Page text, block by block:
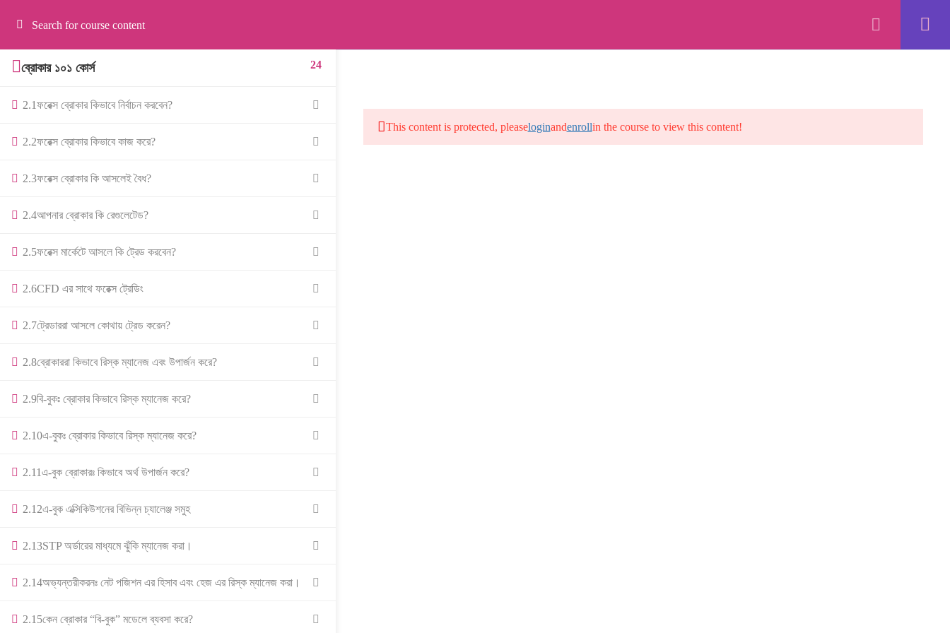
ব্রোকার ১০১ কোর্স 24
2.1ফরেক্স ব্রোকার কিভাবে নির্বাচন করবেন?
2.2ফরেক্স ব্রোকার কিভাবে কাজ করে?
2.3ফরেক্স ব্রোকার কি আসলেই বৈধ?
2.4আপনার ব্রোকার কি রেগুলেটেড?
2.5ফরেক্স মার্কেটে আসলে কি ট্রেড করবেন?
2.6CFD এর সাথে ফরেক্স ট্রেডিং
2.7ট্রেডাররা আসলে কোথায় ট্রেড করেন?
2.8ব্রোকাররা কিভাবে রিস্ক ম্যানেজ এবং উপার্জন করে?
2.9বি-বুকঃ ব্রোকার কিভাবে রিস্ক ম্যানেজ করে?
2.10এ-বুকঃ ব্রোকার কিভাবে রিস্ক ম্যানেজ করে?
2.11এ-বুক ব্রোকারঃ কিভাবে অর্থ উপার্জন করে?
2.12এ-বুক এক্সিকিউশনের বিভিন্ন চ্যালেঞ্জ সমুহ
2.13STP অর্ডারের মাধ্যমে ঝুঁকি ম্যানেজ করা।
2.14অভ্যন্তরীকরনঃ নেট পজিশন এর হিসাব এবং হেজ এর রিস্ক ম্যানেজ করা।
2.15কেন ব্রোকার “বি-বুক” মডেলে ব্যবসা করে?
This content is protected, pleaseloginandenrollin the course to view this content!
Forex Online Training byFXBangladesh. Disclaimer Ads